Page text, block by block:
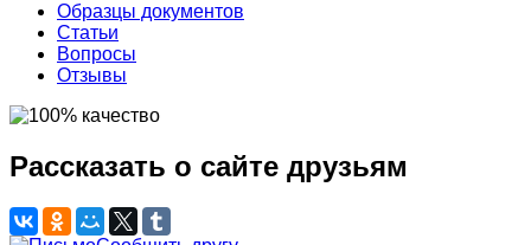
Образцы документов
Статьи
Вопросы
Отзывы
Рассказать о сайте друзьям